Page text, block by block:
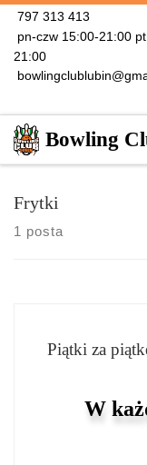
Skip to content
797 313 413
pn-czw 15:00-21:00
21:00
Bowling
Frytki
1 posta
Piątki za
W